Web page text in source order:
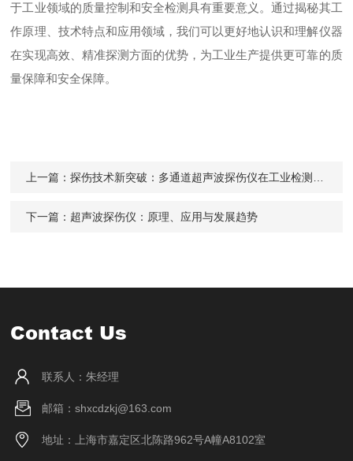
于工业领域的质量控制和安全检测具有重要意义。通过揭秘其工
作原理、技术特点和应用领域，我们可以更好地认识和理解仪器
在实现高效、精准探测方面的优势，为工业生产提供更可靠的质
量保障和安全保障。
上一篇：探伤技术新突破：多通道超声波探伤仪在工业检测中的应用
下一篇： 超声波探伤仪：原理、应用与发展趋势
Contact Us
联系人：朱经理
邮箱：shxcdzkj@163.com
地址：上海市嘉定区北陈路962号A幢A8102室